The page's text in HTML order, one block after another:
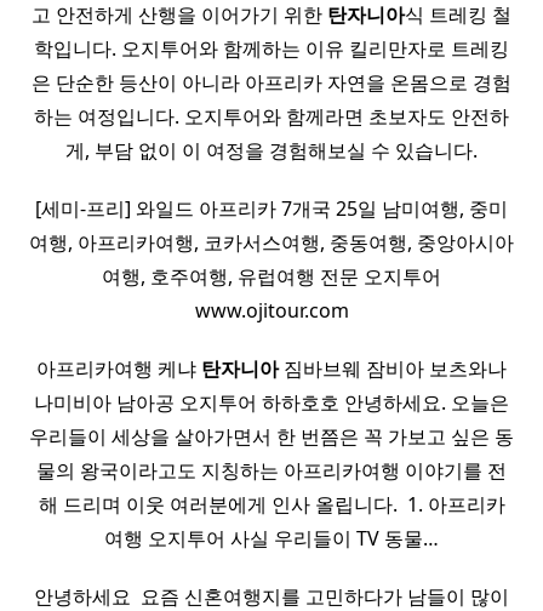
고 안전하게 산행을 이어가기 위한 탄자니아식 트레킹 철
학입니다. 오지투어와 함께하는 이유 킬리만자로 트레킹
은 단순한 등산이 아니라 아프리카 자연을 온몸으로 경험
하는 여정입니다. 오지투어와 함께라면 초보자도 안전하
게, 부담 없이 이 여정을 경험해보실 수 있습니다.
[세미-프리] 와일드 아프리카 7개국 25일 남미여행, 중미
여행, 아프리카여행, 코카서스여행, 중동여행, 중앙아시아
여행, 호주여행, 유럽여행 전문 오지투어
www.ojitour.com
아프리카여행 케냐 탄자니아짐바브웨 잠비아 보츠와나
나미비아 남아공 오지투어 하하호호 안녕하세요. 오늘은
우리들이 세상을 살아가면서 한 번쯤은 꼭 가보고 싶은 동
물의 왕국이라고도 지칭하는 아프리카여행 이야기를 전
해 드리며 이웃 여러분에게 인사 올립니다. ​ 1. 아프리카
여행 오지투어 사실 우리들이 TV 동물…
안녕하세요 ​ 요즘 신혼여행지를 고민하다가 남들이 많이